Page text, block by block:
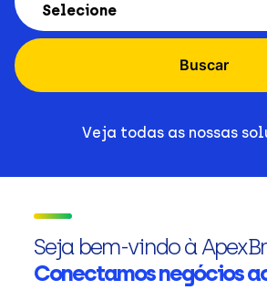
Selecione
Buscar
Veja todas as nossas
Seja bem-vindo à
Conectamos negócios